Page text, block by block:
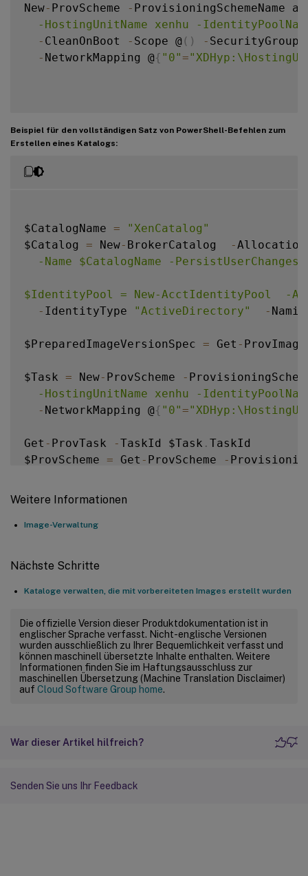
New- ProvScheme - ProvisioningSchemeName
-HostingUnitName xenhu -
- CleanOnBoot - Scope @( ) - SecurityGroup
- NetworkMapping @{ "0"=
Beispiel für den vollständigen Satz von PowerShell-Befehlen zum
Erstellen eines Katalogs:
$CatalogName =
"XenCatalog"
$Catalog = New- BrokerCatalog -
-Name $CatalogName -PersistUserChanges
$IdentityPool = New-AcctIdentityPool  -
- IdentityType "ActiveDirectory" -
$PreparedImageVersionSpec = Get -
$Task = New- ProvScheme -
-HostingUnitName xenhu -
- NetworkMapping @{ "0"=
Get - ProvTask -TaskId $Task . TaskId
$ProvScheme = Get - ProvScheme -
Set BrokerCatalog
Weitere Informationen
Image-Verwaltung
Nächste Schritte
Kataloge verwalten, die mit vorbereiteten Images erstellt wurden
Die offizielle Version dieser Produktdokumentation ist in
englischer Sprache verfasst. Nicht-englische Versionen
wurden ausschließlich zu Ihrer Bequemlichkeit verfasst und
können maschinell übersetzte Inhalte enthalten. Weitere
Informationen finden Sie im Haftungsausschluss zur
maschinellen Übersetzung (Machine Translation Disclaimer)
auf Cloud Software Group home.
War dieser Artikel hilfreich?
Senden Sie uns Ihr Feedback